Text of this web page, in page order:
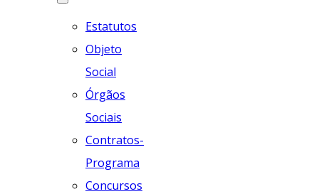
Estatutos
Objeto
Social
Órgãos
Sociais
Contratos-
Programa
Concursos